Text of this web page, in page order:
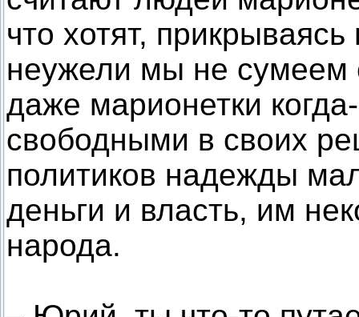
что хотят,
неужели мы не сумеем
даже марионетки
свободными в своих
политиков надежды
деньги и власть, им
народа.